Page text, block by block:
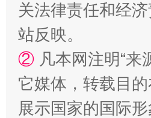
站台名比不上好声名
关法律责任和经
站反映。
② 凡本网注明“
它媒体，转载目
展示国家的国际